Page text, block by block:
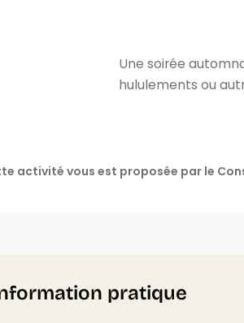
Une soirée
hululements ou
activité vous est proposée par le
pratique